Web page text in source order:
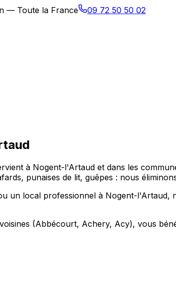
— Toute la France 09 72 50 50 02
à Nogent-l'Artaud et dans les
punaises de lit, guêpes : nous
un local professionnel à Nogent-l'Artaud,
(Abbécourt, Achery, Acy), vous